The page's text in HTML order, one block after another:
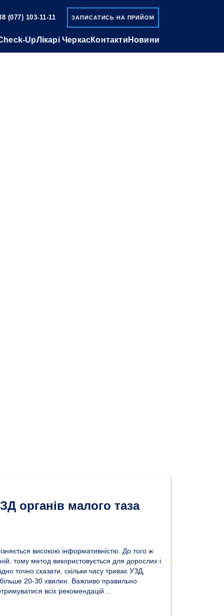
(077) 103-11-11 ЗАПИСАТИСЬ НА ПРИЙОМ
UpЛікарі ЧеркасКонтакти Новини
органів малого таза
високою інформативністю. До того ж
тому метод використовується для дорослих і
точно сказати, скільки часу триває УЗД,
20-30 хвилин. Важливо правильно
всіх рекомендацій…